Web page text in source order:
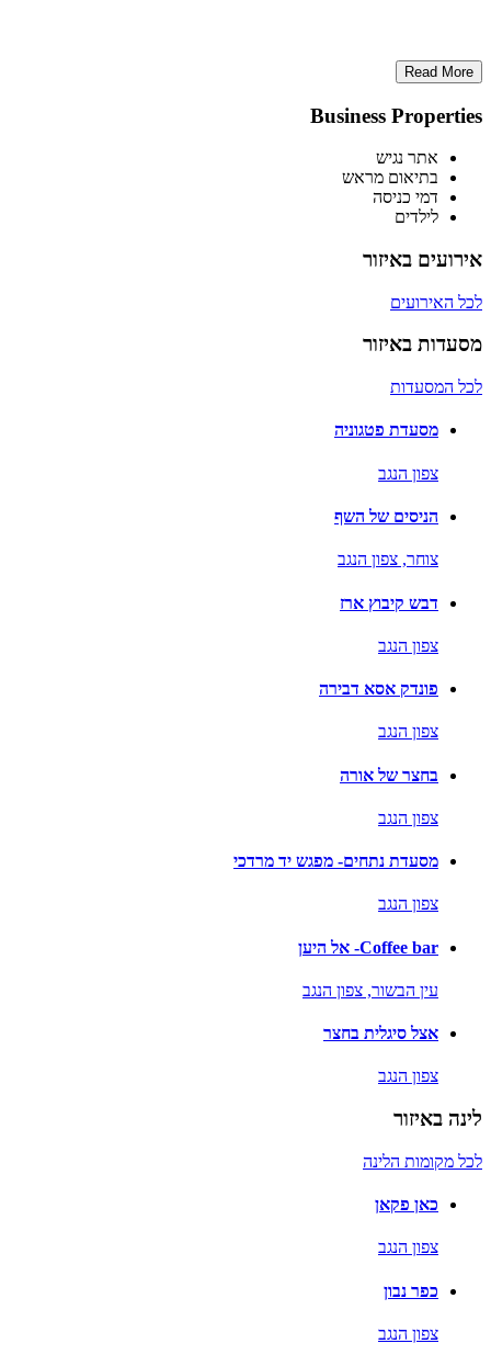
Read More
Business Properties
אתר נגיש
בתיאום מראש
דמי כניסה
לילדים
אירועים באיזור
לכל האירועים
מסעדות באיזור
לכל המסעדות
מסעדת פטגוניה
צפון הנגב
הניסים של השף
צוחר, צפון הנגב
דבש קיבוץ ארז
צפון הנגב
פונדק אסא דבירה
צפון הנגב
בחצר של אורה
צפון הנגב
מסעדת נתחים- מפגש יד מרדכי
צפון הנגב
Coffee bar- אל היען
עין הבשור, צפון הנגב
אצל סיגלית בחצר
צפון הנגב
לינה באיזור
לכל מקומות הלינה
כאן פקאן
צפון הנגב
כפר נבון
צפון הנגב